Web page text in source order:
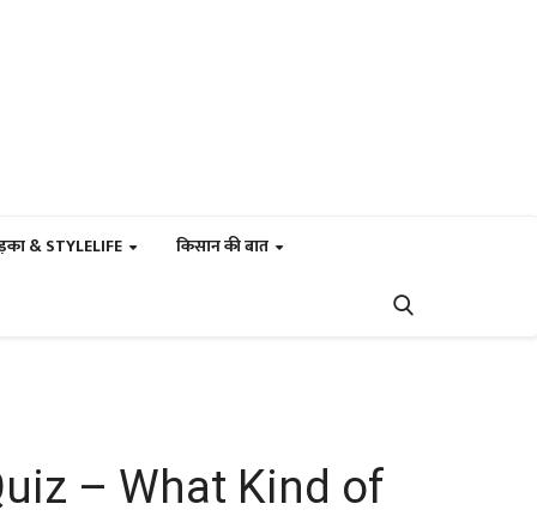
& STYLELIFE किसान की बात
– What Kind of